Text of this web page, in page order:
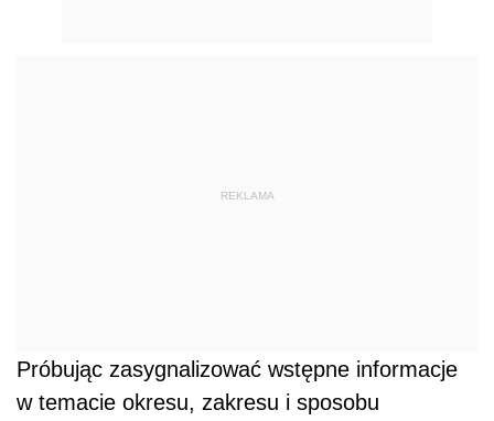
REKLAMA
Próbując zasygnalizować wstępne informacje
w temacie okresu, zakresu i sposobu